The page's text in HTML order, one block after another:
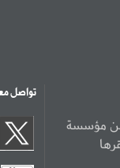
عن مؤسسة
تواصل